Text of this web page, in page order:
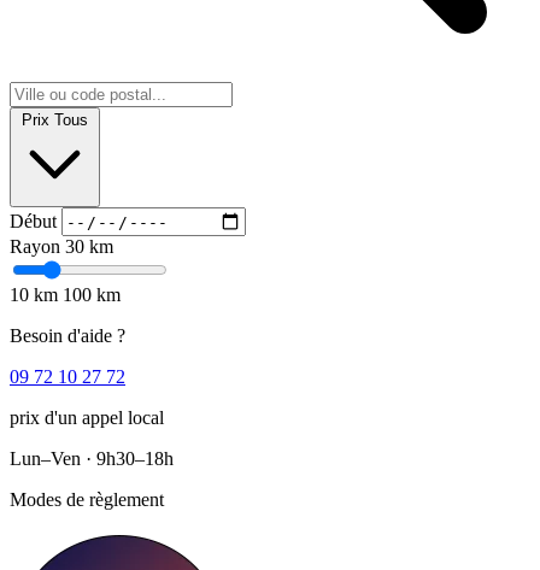
Prix Tous
Début
Rayon 30 km
10 km 100 km
Besoin d'aide ?
09 72 10 27 72
prix d'un appel local
Lun–Ven · 9h30–18h
Modes de règlement